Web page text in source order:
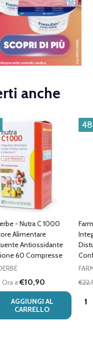
anche
- Nutra C 1000
Alimentare
Antiossidante
60 Compresse
Ora a€10,90
AGGIUNGI AL
CARRELLO